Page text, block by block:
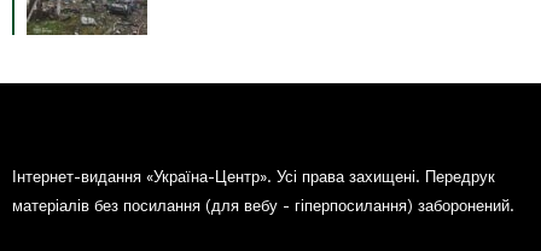
Інтернет-видання «Україна-Центр». Усі права захищені. Передрук
матеріалів без посилання (для вебу - гіперпосилання) заборонений.